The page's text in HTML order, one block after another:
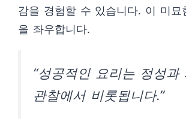
감을 경험할 수 있습니다. 이 미묘
을 좌우합니다.
“성공적인 요리는 정성과
관찰에서 비롯됩니다.”